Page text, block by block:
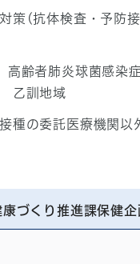
策(抗体検査・予防
齢者肺炎球菌感染
乙訓地域
種の委託医療機関以
づくり推進課保健企